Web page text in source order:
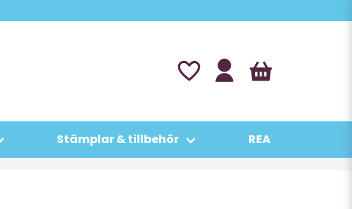
Stämplar & tillbehör REA